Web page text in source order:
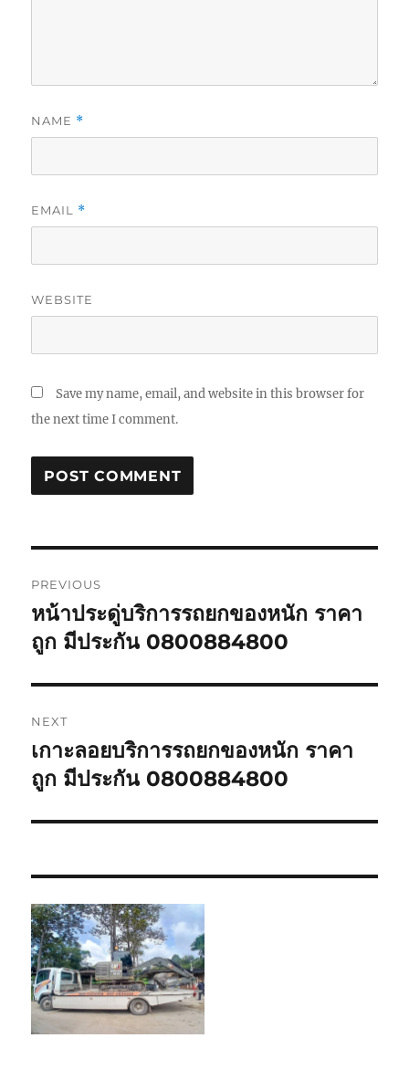
NAME *
EMAIL *
WEBSITE
Save my name, email, and website in this browser for
the next time I comment.
navigation
PREVIOUS
Previous
post:
หน้าประดู่บริการรถยกของหนัก ราคา
ถูก มีประกัน 0800884800
NEXT
Next
post:
เกาะลอยบริการรถยกของหนัก ราคา
ถูก มีประกัน 0800884800